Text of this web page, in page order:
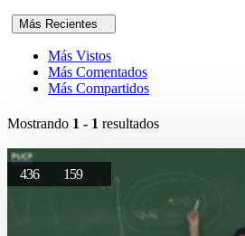
Más Recientes
Más Vistos
Más Comentados
Más Compartidos
Mostrando 1 - 1 resultados
436 159